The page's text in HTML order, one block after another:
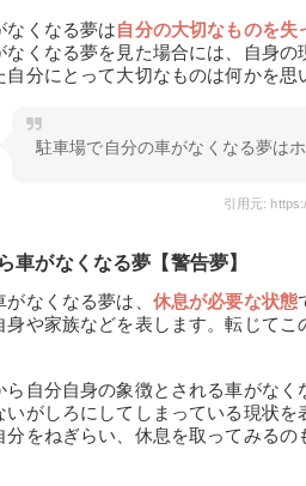
なくなる夢は自分の大切なものを
なくなる夢を見た場合には、自身
自分にとって大切なものは何かを思
駐車場で自分の車がなくなる夢は
引用元:
車がなくなる夢【警告夢】
なくなる夢は、 休息が必要な状態
身や家族などを表します。転じて
ら自分自身の象徴とされる車がな
いがしろにしてしまっている現状
をねぎらい、休息を取ってみるの